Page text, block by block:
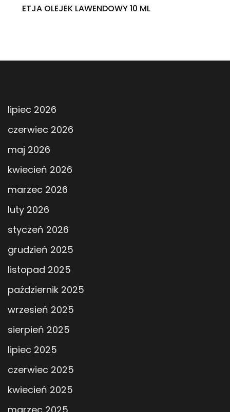
ETJA OLEJEK LAWENDOWY 10 ML
lipiec 2026
czerwiec 2026
maj 2026
kwiecień 2026
marzec 2026
luty 2026
styczeń 2026
grudzień 2025
listopad 2025
październik 2025
wrzesień 2025
sierpień 2025
lipiec 2025
czerwiec 2025
kwiecień 2025